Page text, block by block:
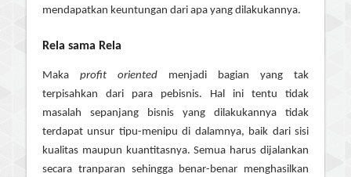
mendapatkan keuntungan dari apa yang dilakukannya.
Rela sama Rela
Maka profit oriented menjadi bagian yang tak
terpisahkan dari para pebisnis. Hal ini tentu tidak
masalah sepanjang bisnis yang dilakukannya tidak
terdapat unsur tipu-menipu di dalamnya, baik dari sisi
kualitas maupun kuantitasnya. Semua harus dijalankan
secara tranparan sehingga benar-benar menghasilkan